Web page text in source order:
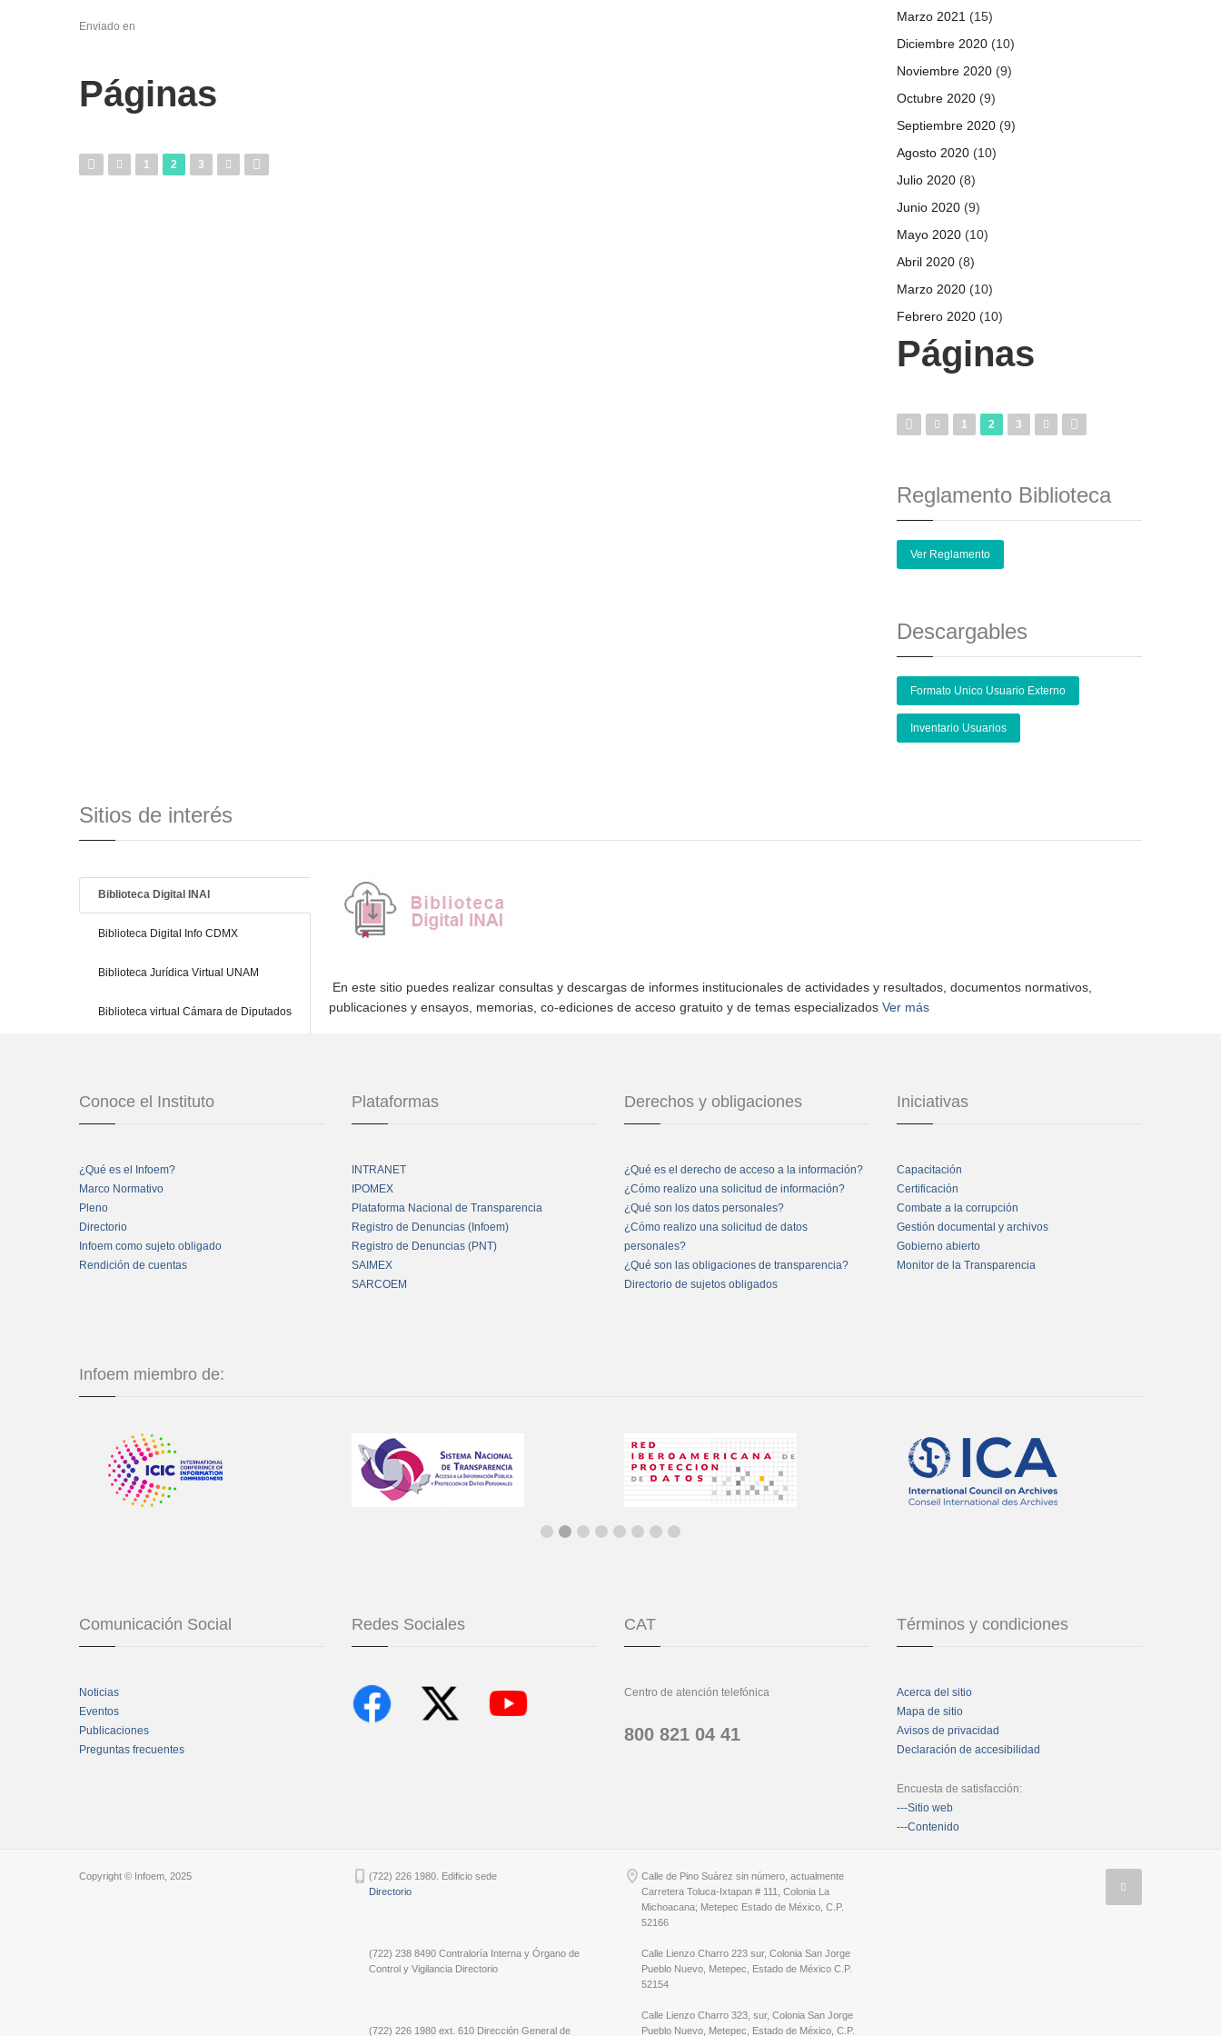
Enviado en
Páginas
1 2 3
Marzo 2021 (15)
Diciembre 2020 (10)
Noviembre 2020 (9)
Octubre 2020 (9)
Septiembre 2020 (9)
Agosto 2020 (10)
Julio 2020 (8)
Junio 2020 (9)
Mayo 2020 (10)
Abril 2020 (8)
Marzo 2020 (10)
Febrero 2020 (10)
Páginas
1 2 3
Reglamento Biblioteca
Ver Reglamento
Descargables
Formato Unico Usuario Externo
Inventario Usuarios
Sitios de interés
Biblioteca Digital INAI
Biblioteca Digital Info CDMX
Biblioteca Jurídica Virtual UNAM
Biblioteca virtual Cámara de Diputados
En este sitio puedes realizar consultas y descargas de informes institucionales de actividades y resultados, documentos normativos,
publicaciones y ensayos, memorias, co-ediciones de acceso gratuito y de temas especializados Ver más
Conoce el Instituto
¿Qué es el Infoem?
Marco Normativo
Pleno
Directorio
Infoem como sujeto obligado
Rendición de cuentas
Plataformas
INTRANET
IPOMEX
Plataforma Nacional de Transparencia
Registro de Denuncias (Infoem)
Registro de Denuncias (PNT)
SAIMEX
SARCOEM
Derechos y obligaciones
¿Qué es el derecho de acceso a la información?
¿Cómo realizo una solicitud de información?
¿Qué son los datos personales?
¿Cómo realizo una solicitud de datos
personales?
¿Qué son las obligaciones de transparencia?
Directorio de sujetos obligados
Iniciativas
Capacitación
Certificación
Combate a la corrupción
Gestión documental y archivos
Gobierno abierto
Monitor de la Transparencia
Infoem miembro de:
Comunicación Social
Noticias
Eventos
Publicaciones
Preguntas frecuentes
Redes Sociales CAT
Centro de atención telefónica
800 821 04 41
Términos y condiciones
Acerca del sitio
Mapa de sitio
Avisos de privacidad
Declaración de accesibilidad
Encuesta de satisfacción:
---Sitio web
---Contenido
Copyright © Infoem, 2025
(722) 226 1980. Edificio sede
Directorio
(722) 238 8490 Contraloría Interna y Órgano de
Control y Vigilancia Directorio
(722) 226 1980 ext. 610 Dirección General de
Calle de Pino Suárez sin número, actualmente
Carretera Toluca-Ixtapan # 111, Colonia La
Michoacana; Metepec Estado de México, C.P.
52166
Calle Lienzo Charro 223 sur, Colonia San Jorge
Pueblo Nuevo, Metepec, Estado de México C.P.
52154
Calle Lienzo Charro 323, sur, Colonia San Jorge
Pueblo Nuevo, Metepec, Estado de México, C.P.